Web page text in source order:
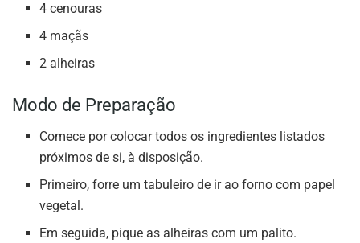
4 cenouras
4 maçãs
2 alheiras
Modo de Preparação
Comece por colocar todos os ingredientes listados
próximos de si, à disposição.
Primeiro, forre um tabuleiro de ir ao forno com papel
vegetal.
Em seguida, pique as alheiras com um palito.